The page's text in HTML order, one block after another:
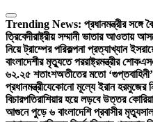
Skip
to
content
Trending News: প্রধানমন্ত্রীর সঙ্গে
ত্রিবেদীরাষ্ট্রীয় সম্মানী ভাতার আওতায়
নিয়ে ট্রাম্পের পরিকল্পনা প্রত্যাখ্যান
বাংলাদেশীর মৃত্যুতে পররাষ্ট্রমন্ত্রীর শোক
৬২.২৫ শতাংশঅতীতের মতো
প্রধানমন্ত্রীযেকোনো মূল্যে ইরান হরমুজের
বিচারপতিরাশিয়ার হয়ে লড়বে উত্তর
আগুনে পুড়ে ৬ বাংলাদেশি প্রবাসীর মৃত্যু